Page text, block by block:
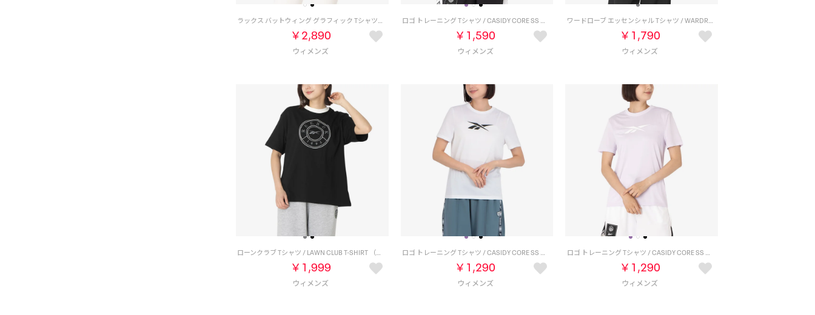
ラックス バットウィング グラフィック Tシャツ / LUX BATWING GRAPHIC T-SHIRT （ブラック）
￥2,890
ロゴ トレーニング Tシャツ / CASIDY CORE SS TOP （ブラック）
￥1,590
ワードローブ エッセンシャル Tシャツ / WARDROBE ESSENTIALS T-SHIRT （グレー）
￥1,790
ローンクラブ Tシャツ / LAWN CLUB T-SHIRT （ブラック）
￥1,999
ロゴ トレーニング Tシャツ / CASIDY CORE SS TOP （ホワイト）
￥1,290
ロゴ トレーニング Tシャツ / CASIDY CORE SS TOP （ペールパープル）
￥1,290